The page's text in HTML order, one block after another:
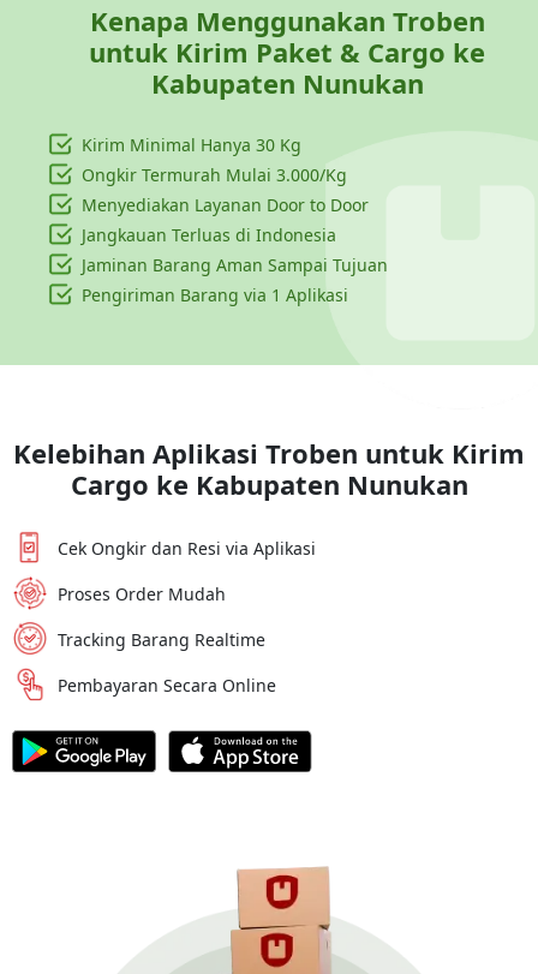
Kenapa Menggunakan Troben
untuk Kirim Paket & Cargo ke
Kabupaten Nunukan
Kirim Minimal Hanya 30 Kg
Ongkir Termurah Mulai 3.000/Kg
Menyediakan Layanan Door to Door
Jangkauan Terluas di Indonesia
Jaminan Barang Aman Sampai Tujuan
Pengiriman Barang via 1 Aplikasi
Kelebihan Aplikasi Troben untuk Kirim
Cargo ke Kabupaten Nunukan
Cek Ongkir dan Resi via Aplikasi
Proses Order Mudah
Tracking Barang Realtime
Pembayaran Secara Online